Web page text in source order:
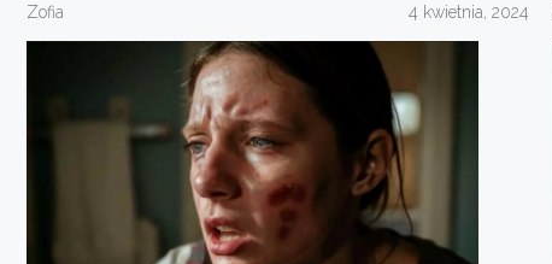
Zofia 4 kwietnia, 2024